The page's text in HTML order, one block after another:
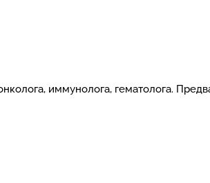
иммунолога, гематолога.